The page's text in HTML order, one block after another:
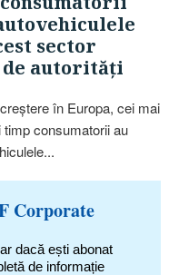
sector
autorităţi
în Europa, cei mai
consumatorii au
Corporate
dacă ești abonat
de informație